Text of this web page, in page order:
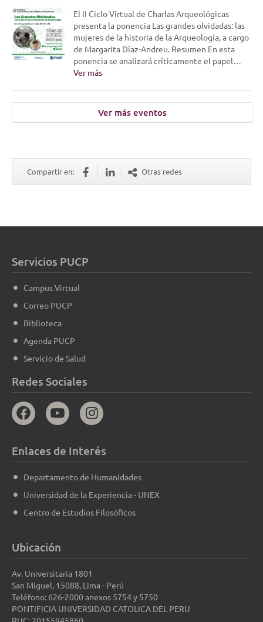
El II Ciclo Virtual de Charlas Arqueológicas
presenta la ponencia Las grandes olvidadas: las
mujeres de la historia de la Arqueología, a cargo
de Margarita Díaz-Andreu. Resumen En esta
ponencia se analizará críticamente el papel…
Ver más
Ver más eventos
Compartir en: Otras redes
Servicios PUCP
Campus Virtual
Correo PUCP
Biblioteca
Agenda PUCP
Servicio de Salud
Redes Sociales
Enlaces de Interés
Departamento de Humanidades
Universidad de la Experiencia - UNEX
Centro de Estudios Filosóficos
Ubicación
Av. Universitaria 1801
San Miguel, 15088, Lima - Perú
Teléfono: 626-2000 anexos 5754 y 5750
PONTIFICIA UNIVERSIDAD CATOLICA DEL PERU